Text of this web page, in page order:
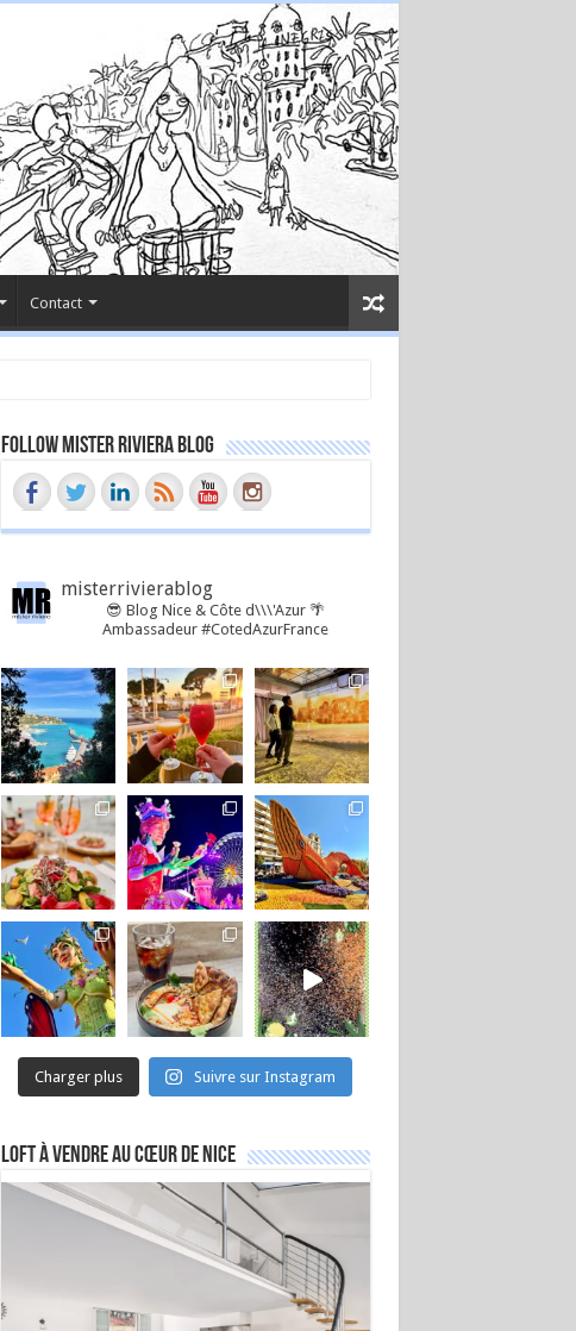
Contact
Follow Mister Riviera Blog
misterrivierablog
😎 Blog Nice & Côte d\\\'Azur 🌴
Ambassadeur #CotedAzurFrance
Charger plus Suivre sur Instagram
Loft à vendre au cœur de Nice